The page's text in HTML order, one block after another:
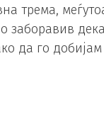
трема,
заборавив дека
да го добијам